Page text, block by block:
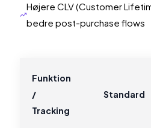
Højere CLV (Customer
bedre post-purchase flows
Funktion
/
Tracking
Standard